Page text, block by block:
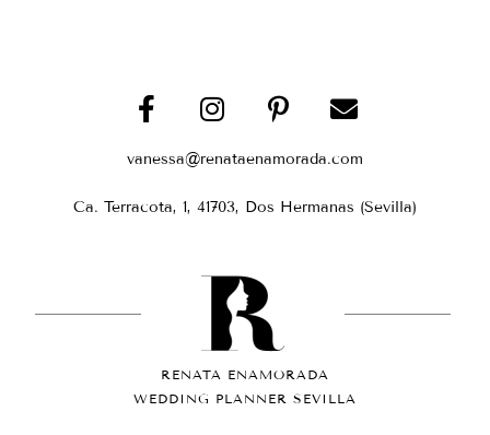
vanessa@renataenamorada.com
Ca. Terracota, 1, 41703, Dos Hermanas (Sevilla)
RENATA ENAMORADA
WEDDING PLANNER SEVILLA